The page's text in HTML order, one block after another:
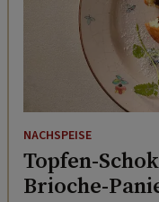
NACHSPEISE
Topfen-
Brioche-